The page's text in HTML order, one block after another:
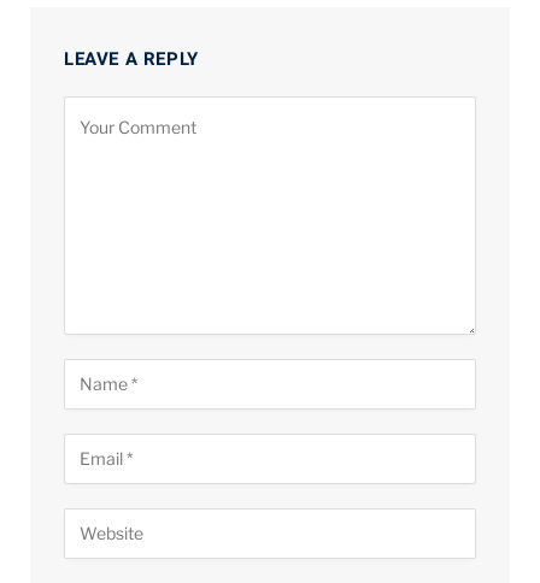
LEAVE A REPLY